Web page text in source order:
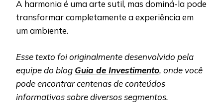
A harmonia é uma arte sutil, mas dominá-la pode
transformar completamente a experiência em
um ambiente.
Esse texto foi originalmente desenvolvido pela
equipe do blog Guia de Investimento, onde você
pode encontrar centenas de conteúdos
informativos sobre diversos segmentos.